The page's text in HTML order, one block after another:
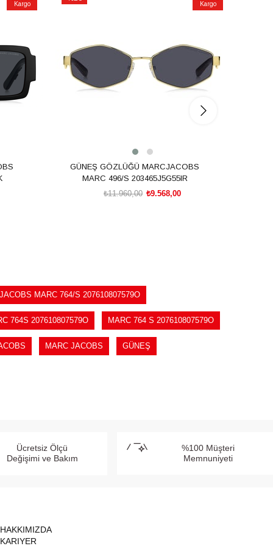
Kargo
Kargo
GÜNEŞ GÖZLÜĞÜ MARCJACOBS
MARC 496/S 203465J5G55IR
₺9.568,00
₺11.960,00
MARC 764/S 207610807579O
764S 207610807579O MARC 764 S 207610807579O
MARC JACOBS GÜNEŞ
Ücretsiz Ölçü
Değişimi ve Bakım
%100 Müşteri
Memnuniyeti
HAKKIMIZDA
KARIYER